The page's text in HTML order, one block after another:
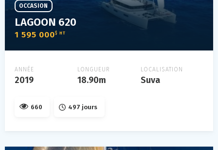
LAGOON 620
1 595 000$ HT
OCCASION
ANNÉE
2019
LONGUEUR
18.90m
LOCALISATION
Suva
660 497 jours